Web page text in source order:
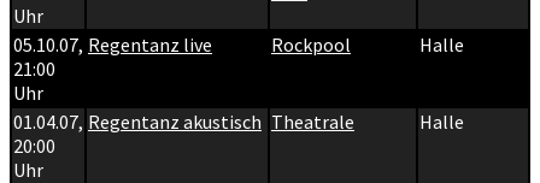
Uhr
05.10.07,
21:00
Uhr
Regentanz live Rockpool Halle
01.04.07,
20:00
Uhr
Regentanz akustisch Theatrale Halle